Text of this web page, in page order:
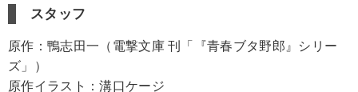
スタッフ
原作：鴨志田一（電撃文庫 刊「『青春ブタ野郎』シリー
ズ」）
原作イラスト：溝口ケージ